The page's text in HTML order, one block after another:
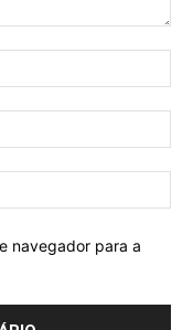
navegador para a